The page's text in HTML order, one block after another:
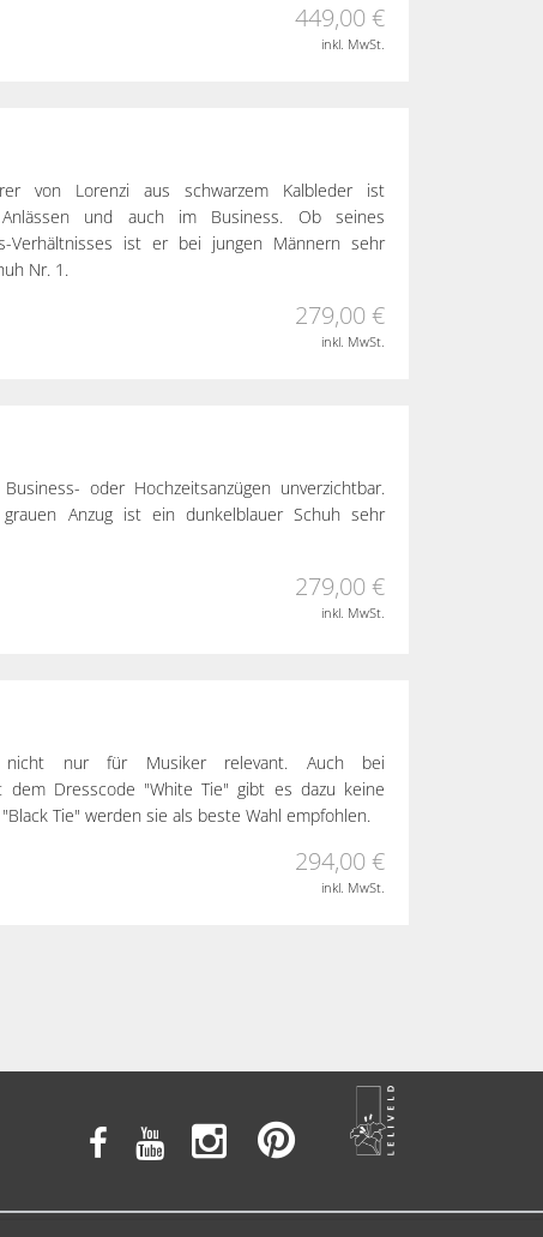
449,00 €
inkl. MwSt.
von Lorenzi aus schwarzem Kalbleder ist
und auch im Business. Ob seines
Verhältnisses ist er bei jungen Männern sehr
Nr. 1.
279,00 €
inkl. MwSt.
oder Hochzeitsanzügen unverzichtbar.
Anzug ist ein dunkelblauer Schuh sehr
279,00 €
inkl. MwSt.
nicht nur für Musiker relevant. Auch bei
dem Dresscode "White Tie" gibt es dazu keine
Tie" werden sie als beste Wahl empfohlen.
294,00 €
inkl. MwSt.